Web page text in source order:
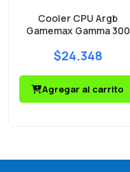
Cooler CPU Argb
Gamemax Gamma 300
$24.348
Agregar al carrito